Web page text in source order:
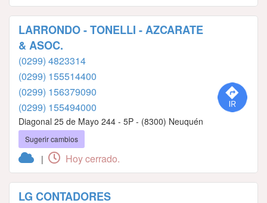
LARRONDO - TONELLI - AZCARATE
& ASOC.
(0299) 4823314
(0299) 155514400
(0299) 156379090
(0299) 155494000
Diagonal 25 de Mayo 244 - 5P - (8300) Neuquén
Sugerir cambios
| Hoy cerrado.
LG CONTADORES